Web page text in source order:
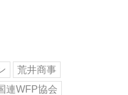
荒井商事
連WFP協会